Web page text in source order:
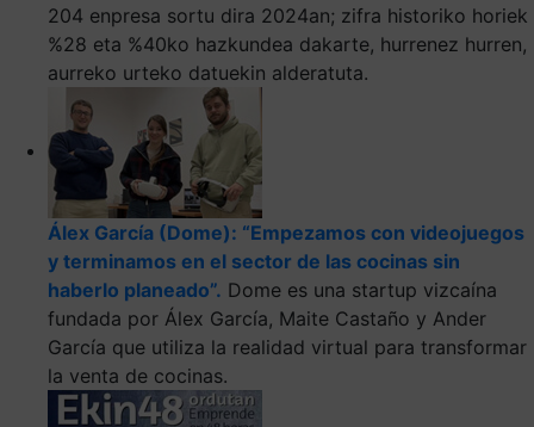
204 enpresa sortu dira 2024an; zifra historiko horiek
%28 eta %40ko hazkundea dakarte, hurrenez hurren,
aurreko urteko datuekin alderatuta.
Álex García (Dome): “Empezamos con videojuegos
y terminamos en el sector de las cocinas sin
haberlo planeado”. Dome es una startup vizcaína
fundada por Álex García, Maite Castaño y Ander
García que utiliza la realidad virtual para transformar
la venta de cocinas.